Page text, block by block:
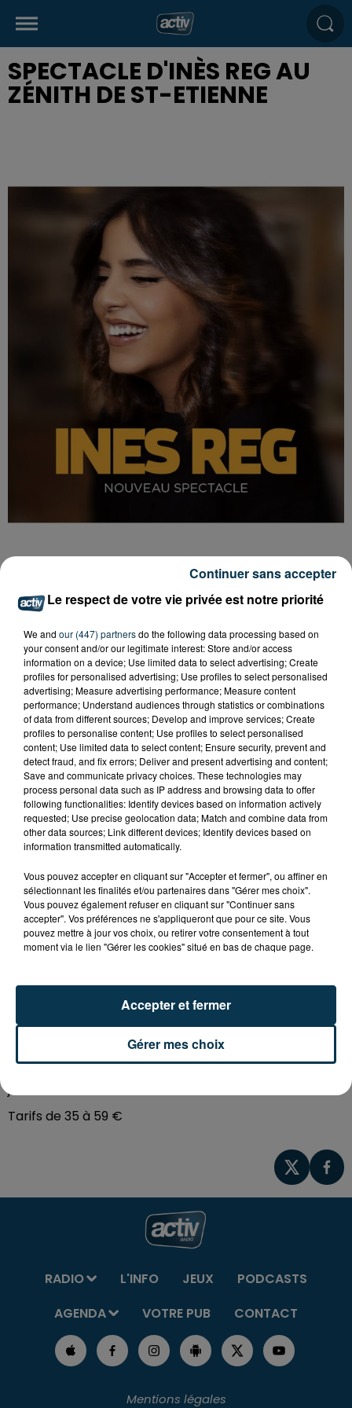
SPECTACLE D'INÈS REG AU
ZÉNITH DE ST-ETIENNE
Spectacle d'Inès Reg au Zénith de St-Etienne
Crédit :Spectacle d'Inès Reg au Zénith de St-Etienne
Organisateur
https://www.zenith-saint-
etienne.fr/component/k2/item/
ines-reg.html
Ajouter à votre calendrier
Date
du25 janvier 2025 à 20h00
au25 janvier 2025 à 23h00
Lieu
Zénith
42000St-Etienne
L'humoriste française Inès Reg vous présentera son
janvier 2025 à 20H au Zénith de St-Etienne.
Tarifs de 35 à 59 €
RADIO L'INFO JEUX
PODCASTS
AGENDA
VOTRE PUB CONTACT
Mentions légales
Le respect de votre vie privée est notre priorité
We and our (447) partnersdo the following data processing based on
your consent and/or our legitimate interest: Store and/or access
information on a device; Use limited data to select advertising; Create
profiles for personalised advertising; Use profiles to select personalised
advertising; Measure advertising performance; Measure content
performance; Understand audiences through statistics or combinations
of data from different sources; Develop and improve services; Create
profiles to personalise content; Use profiles to select personalised
content; Use limited data to select content; Ensure security, prevent and
detect fraud, and fix errors; Deliver and present advertising and content;
Save and communicate privacy choices. These technologies may
process personal data such as IP address and browsing data to offer
following functionalities: Identify devices based on information actively
requested; Use precise geolocation data; Match and combine data from
other data sources; Link different devices; Identify devices based on
information transmitted automatically.
Vous pouvez accepter en cliquant sur "Accepter et fermer", ou affiner en
sélectionnant les finalités et/ou partenaires dans "Gérer mes choix".
Vous pouvez également refuser en cliquant sur "Continuer sans
accepter". Vos préférences ne s'appliqueront que pour ce site. Vous
pouvez mettre à jour vos choix, ou retirer votre consentement à tout
moment via le lien "Gérer les cookies" situé en bas de chaque page.
Gérer mes choix
Accepter et fermer
Continuer sans accepter